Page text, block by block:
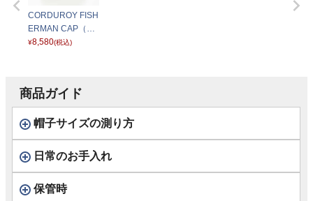
CORDUROY FISH
ERMAN CAP（コ
ーデュロイ フィッ
¥8,580(税込)
商品ガイド
帽子サイズの測り方
日常のお手入れ
保管時